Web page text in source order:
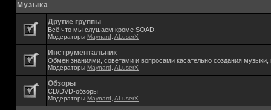
Музыка
Другие группы
Всё что мы слушаем кроме SOAD.
Модераторы Maynard ALuserX
Инструментальник
Обмен знаниями, советами и вопросами касательно создания музыки,
Модераторы Maynard ALuserX
Обзоры
CD/DVD-обзоры
Модераторы Maynard ALuserX